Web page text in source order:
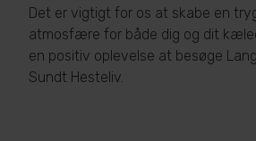
Det er vigtigt for os at skabe en
atmosfære for både dig og dit
en positiv oplevelse at besøge
Sundt Hesteliv.